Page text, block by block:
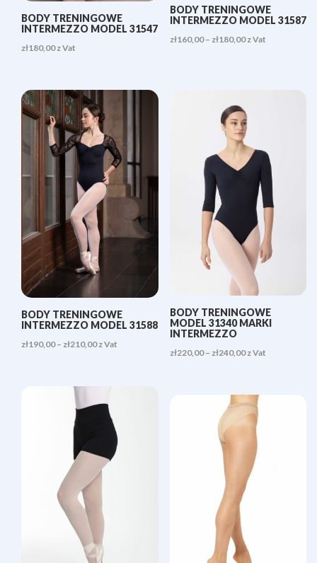
BODY TRENINGOWE
INTERMEZZO MODEL 31547
zł180,00 z Vat
BODY TRENINGOWE
INTERMEZZO MODEL 31587
zł160,00 – zł180,00Zakres
do
zł180,00
z Vat
BODY TRENINGOWE
INTERMEZZO MODEL 31588
zł190,00 – zł210,00Zakres
zł210,00
z Vat
BODY TRENINGOWE
MODEL 31340 MARKI
INTERMEZZO
zł220,00 – zł240,00Zakres
zł220,00
do
zł240,00
z Vat